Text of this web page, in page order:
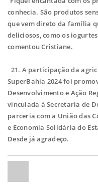
conhecia. São produtos
que vem direto da família
deliciosos, como os
comentou Cristiane.
21. A participação da
SuperBahia 2024 foi
Desenvolvimento e Ação
vinculada à Secretaria de
parceria com a União das
e Economia Solidária do
Desde já agradeço.